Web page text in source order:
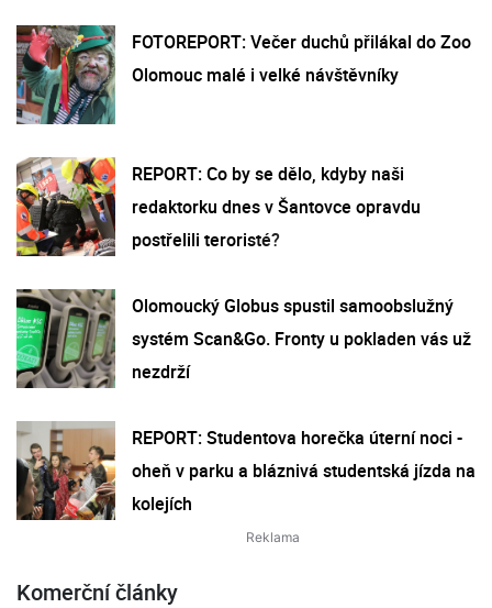
FOTOREPORT: Večer duchů přilákal do Zoo
Olomouc malé i velké návštěvníky
REPORT: Co by se dělo, kdyby naši
redaktorku dnes v Šantovce opravdu
postřelili teroristé?
Olomoucký Globus spustil samoobslužný
systém Scan&Go. Fronty u pokladen vás už
nezdrží
REPORT: Studentova horečka úterní noci -
oheň v parku a bláznivá studentská jízda na
kolejích
Komerční články